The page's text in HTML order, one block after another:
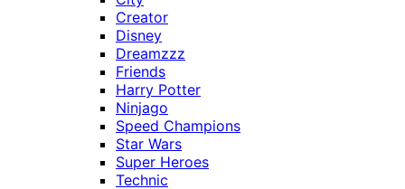
Creator
Disney
Dreamzzz
Friends
Harry Potter
Ninjago
Speed Champions
Star Wars
Super Heroes
Technic